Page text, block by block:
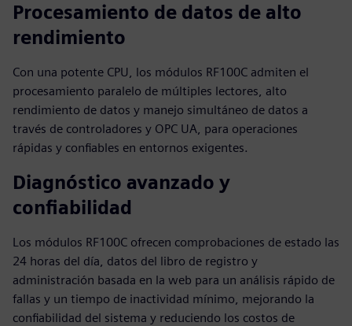
Procesamiento de datos de alto
rendimiento
Con una potente CPU, los módulos RF100C admiten el
procesamiento paralelo de múltiples lectores, alto
rendimiento de datos y manejo simultáneo de datos a
través de controladores y OPC UA, para operaciones
rápidas y confiables en entornos exigentes.
Diagnóstico avanzado y
confiabilidad
Los módulos RF100C ofrecen comprobaciones de estado las
24 horas del día, datos del libro de registro y
administración basada en la web para un análisis rápido de
fallas y un tiempo de inactividad mínimo, mejorando la
confiabilidad del sistema y reduciendo los costos de